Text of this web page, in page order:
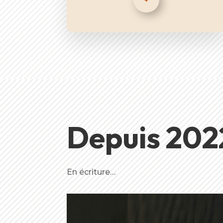
Depuis
En écriture…